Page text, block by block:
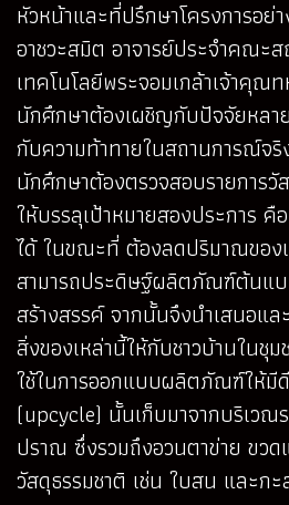
หัวหน้าและที่ปรึกษาโครงการอย่
อาชวะสมิต อาจารย์ประจำคณะ
เทคโนโลยีพระจอมเกล้าเจ้าคุณ
นักศึกษาต้องเผชิญกับปัจจัยหลา
กับความท้าทายในสถานการณ์จริ
นักศึกษาต้องตรวจสอบรายการวั
ให้บรรลุเป้าหมายสองประการ
ได้ ในขณะที่ ต้องลดปริมาณของเ
สามารถประดิษฐ์ผลิตภัณฑ์ต้นแ
สร้างสรรค์ จากนั้นจึงนำเสนอแ
สิ่งของเหล่านี้ให้กับชาวบ้านในชุ
ใช้ในการออกแบบผลิตภัณฑ์ให้มี
(upcycle) นั้นเก็บมาจากบริเวณ
ปราณ ซึ่งรวมถึงอวนตาข่าย ขว
วัสดุธรรมชาติ เช่น ใบสน และกะ